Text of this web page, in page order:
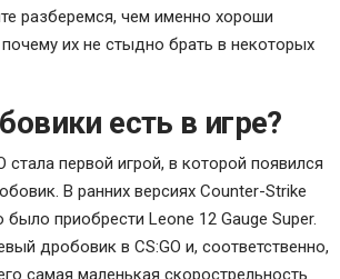
разберемся, чем именно хороши
их не стыдно брать в некоторых
есть в игре?
стала первой игрой, в которой появился
В ранних версиях Counter-Strike
приобрести Leone 12 Gauge Super.
дробовик в CS:GO и, соответственно,
самая маленькая скорострельность